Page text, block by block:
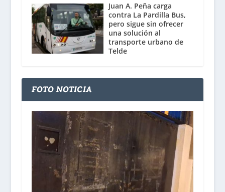
Juan A. Peña carga
contra La Pardilla Bus,
pero sigue sin ofrecer
una solución al
transporte urbano de
Telde
FOTO NOTICIA